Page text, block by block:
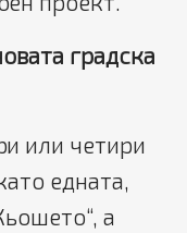
градска
или четири
едната,
а